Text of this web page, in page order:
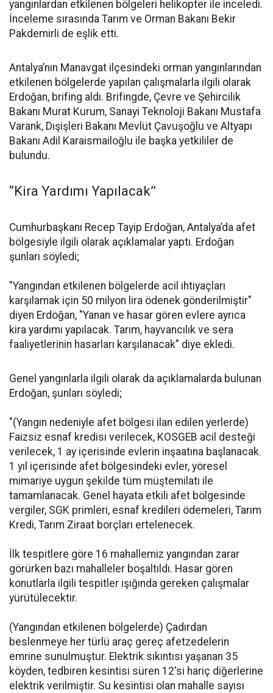
yangınlardan etkilenen bölgeleri helikopter ile inceledi.
İnceleme sırasında Tarım ve Orman Bakanı Bekir
Pakdemirli de eşlik etti.
Antalya’nın Manavgat ilçesindeki orman yangınlarından
etkilenen bölgelerde yapılan çalışmalarla ilgili olarak
Erdoğan, brifing aldı. Brifingde, Çevre ve Şehircilik
Bakanı Murat Kurum, Sanayi Teknoloji Bakanı Mustafa
Varank, Dışişleri Bakanı Mevlüt Çavuşoğlu ve Altyapı
Bakanı Adil Karaismailoğlu ile başka yetkililer de
bulundu.
‘’Kira Yardımı Yapılacak’’
Cumhurbaşkanı Recep Tayip Erdoğan, Antalya’da afet
bölgesiyle ilgili olarak açıklamalar yaptı. Erdoğan
şunları söyledi;
"Yangından etkilenen bölgelerde acil ihtiyaçları
karşılamak için 50 milyon lira ödenek gönderilmiştir"
diyen Erdoğan, "Yanan ve hasar gören evlere ayrıca
kira yardımı yapılacak. Tarım, hayvancılık ve sera
faaliyetlerinin hasarları karşılanacak" diye ekledi.
Genel yangınlarla ilgili olarak da açıklamalarda bulunan
Erdoğan, şunları söyledi;
"(Yangın nedeniyle afet bölgesi ilan edilen yerlerde)
Faizsiz esnaf kredisi verilecek, KOSGEB acil desteği
verilecek, 1 ay içerisinde evlerin inşaatına başlanacak.
1 yıl içerisinde afet bölgesindeki evler, yöresel
mimariye uygun şekilde tüm müştemilatı ile
tamamlanacak. Genel hayata etkili afet bölgesinde
vergiler, SGK primleri, esnaf kredileri ödemeleri, Tarım
Kredi, Tarım Ziraat borçları ertelenecek.
İlk tespitlere göre 16 mahallemiz yangından zarar
görürken bazı mahalleler boşaltıldı. Hasar gören
konutlarla ilgili tespitler ışığında gereken çalışmalar
yürütülecektir.
(Yangından etkilenen bölgelerde) Çadırdan
beslenmeye her türlü araç gereç afetzedelerin
emrine sunulmuştur. Elektrik sıkıntısı yaşanan 35
köyden, tedbiren kesintisi süren 12'si hariç diğerlerine
elektrik verilmiştir. Su kesintisi olan mahalle sayısı